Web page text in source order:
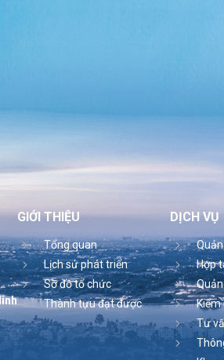
GIỚI THIỆU
Tổng quan
Lịch sử phát triển
Sơ đồ tổ chức
Thành tựu đạt được
DỊCH VỤ
Hợp
Kiểm
Tư